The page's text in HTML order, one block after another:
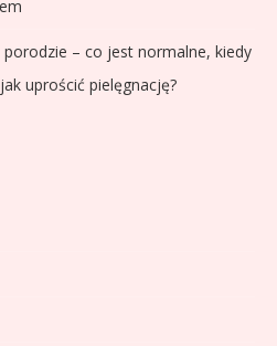
porodzie – co jest normalne, kiedy
uprościć pielęgnację?
wiek: